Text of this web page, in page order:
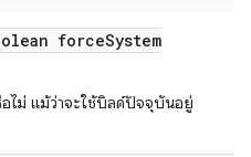
forceSystem
ไม่ แม้ว่าจะใช้บิลด์ปัจจุบันอยู่